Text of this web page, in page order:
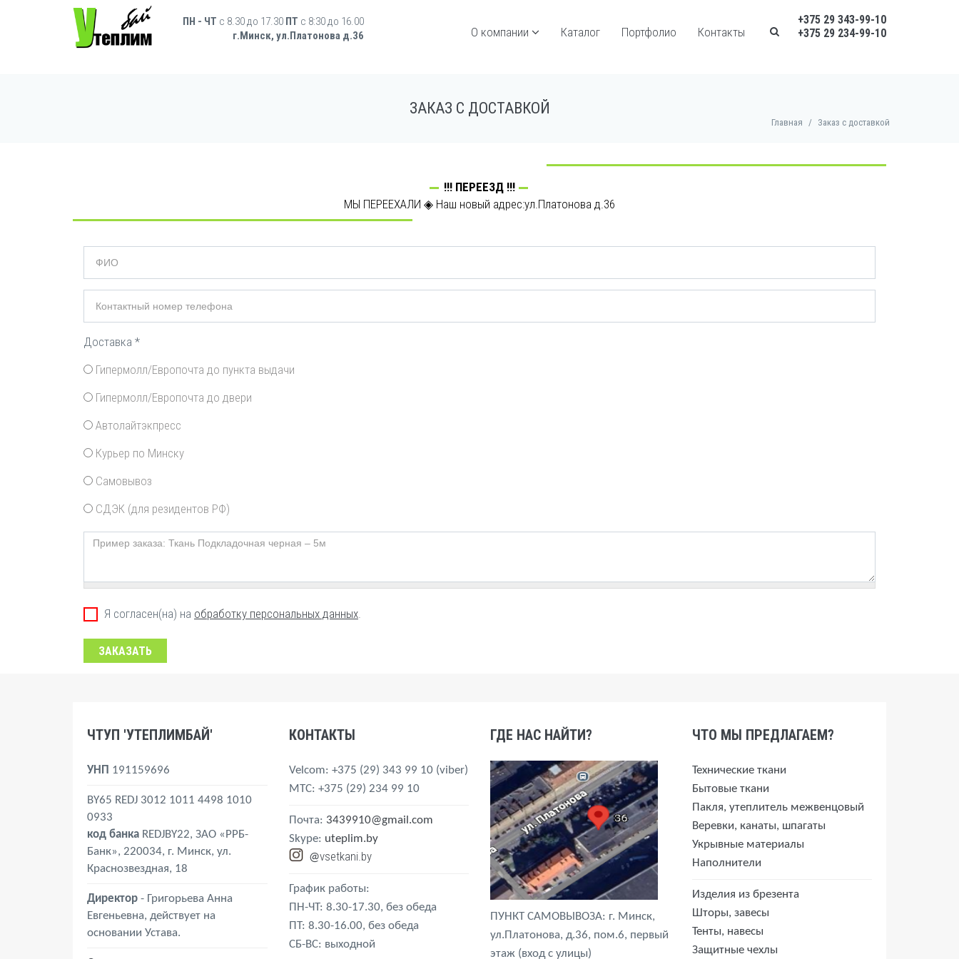
Перейти к основному содержанию
ПН - ЧТ с 8.30 до 17.30 ПТ c 8:30 до 16.00
г.Минск, ул.Платонова д.36
Форма поиска
О компании Каталог Портфолио Контакты
+375 29 343-99-10
+375 29 234-99-10
ЗАКАЗ С ДОСТАВКОЙ
Главная / Заказ с доставкой
!!! ПЕРЕЕЗД !!!
МЫ ПЕРЕЕХАЛИ ◈ Наш новый адрес:ул.Платонова д.36
Доставка *
Гипермолл/Европочта до пункта выдачи
Гипермолл/Европочта до двери
Автолайтэкпресс
Курьер по Минску
Самовывоз
СДЭК (для резидентов РФ)
Пример заказа: Ткань Подкладочная черная – 5м
Обработка данных
*
ok
Я согласен(на) на обработку персональных данных.
ЧТУП 'УТЕПЛИМБАЙ'
УНП 191159696
BY65 REDJ 3012 1011 4498 1010
0933
код банка REDJBY22, ЗАО «РРБ-
Банк», 220034, г. Минск, ул.
Краснозвездная, 18
Директор - Григорьева Анна
Евгеньевна, действует на
основании Устава.
КОНТАКТЫ
Velcom: +375 (29) 343 99 10 (viber)
MTС: +375 (29) 234 99 10
Почта: 3439910@gmail.com
Skype: uteplim.by
@vsetkani.by
График работы:
ПН-ЧТ: 8.30-17.30, без обеда
ПТ: 8.30-16.00, без обеда
СБ-ВС: выходной
ГДЕ НАС НАЙТИ?
ПУНКТ САМОВЫВОЗА: г. Минск,
ул.Платонова, д.36, пом.6, первый
этаж (вход с улицы)
ЧТО МЫ ПРЕДЛАГАЕМ?
Технические ткани
Бытовые ткани
Пакля, утеплитель межвенцовый
Веревки, канаты, шпагаты
Укрывные материалы
Наполнители
Изделия из брезента
Шторы, завесы
Тенты, навесы
Защитные чехлы